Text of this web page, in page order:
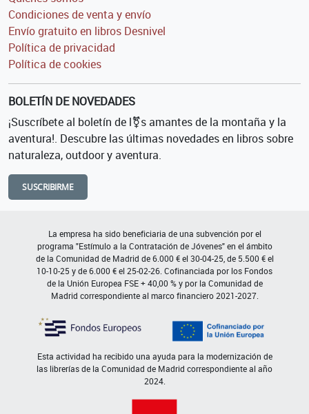
Condiciones de venta y envío
Envío gratuito en libros Desnivel
Política de privacidad
Política de cookies
BOLETÍN DE NOVEDADES
¡Suscríbete al boletín de l⚧s amantes de la montaña y la
aventura!. Descubre las últimas novedades en libros sobre
naturaleza, outdoor y aventura.
SUSCRIBIRME
La empresa ha sido beneficiaria de una subvención por el
programa "Estímulo a la Contratación de Jóvenes" en el ámbito
de la Comunidad de Madrid de 6.000 € el 30-04-25, de 5.500 € el
10-10-25 y de 6.000 € el 25-02-26. Cofinanciada por los Fondos
de la Unión Europea FSE + 40,00 % y por la Comunidad de
Madrid correspondiente al marco financiero 2021-2027.
Esta actividad ha recibido una ayuda para la modernización de
las librerías de la Comunidad de Madrid correspondiente al año
2024.